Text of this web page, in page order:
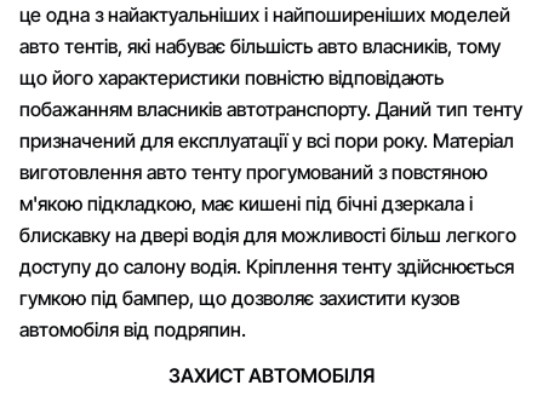
це одна з найактуальніших і найпоширеніших моделей
авто тентів, які набуває більшість авто власників, тому
що його характеристики повністю відповідають
побажанням власників автотранспорту. Даний тип тенту
призначений для експлуатації у всі пори року. Матеріал
виготовлення авто тенту прогумований з повстяною
м'якою підкладкою, має кишені під бічні дзеркала і
блискавку на двері водія для можливості більш легкого
доступу до салону водія. Кріплення тенту здійснюється
гумкою під бампер, що дозволяє захистити кузов
автомобіля від подряпин.
ЗАХИСТ АВТОМОБІЛЯ